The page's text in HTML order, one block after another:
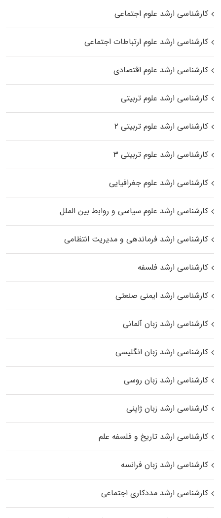
کارشناسی ارشد علوم اجتماعی
کارشناسی ارشد علوم ارتباطات اجتماعی
کارشناسی ارشد علوم اقتصادی
کارشناسی ارشد علوم تربیتی
کارشناسی ارشد علوم تربیتی ۲
کارشناسی ارشد علوم تربیتی ۳
کارشناسی ارشد علوم جغرافیایی
کارشناسی ارشد علوم سیاسی و روابط بین الملل
کارشناسی ارشد فرماندهی و مدیریت انتظامی
کارشناسی ارشد فلسفه
کارشناسی ارشد ایمنی صنعتی
کارشناسی ارشد زبان آلمانی
کارشناسی ارشد زبان انگلیسی
کارشناسی ارشد زبان روسی
کارشناسی ارشد زبان ژاپنی
کارشناسی ارشد تاریخ و فلسفه علم
کارشناسی ارشد زبان فرانسه
کارشناسی ارشد مددکاری اجتماعی